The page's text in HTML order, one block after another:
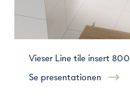
Vieser Line tile insert 800
Se presentationen